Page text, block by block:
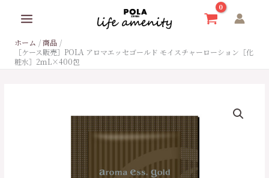
ホーム
商品
［ケース販売］POLA アロマエッセゴールド モイスチャーローション［化
粧水］2ｍL×400包